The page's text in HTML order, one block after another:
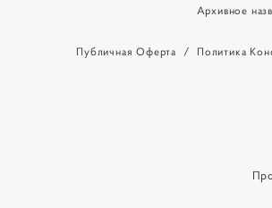
Архивное
Публичная Оферта / Политика